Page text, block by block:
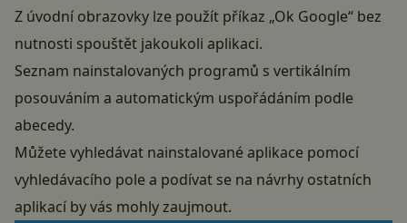
Z úvodní obrazovky lze použít příkaz „Ok Google“ bez
nutnosti spouštět jakoukoli aplikaci.
Seznam nainstalovaných programů s vertikálním
posouváním a automatickým uspořádáním podle
abecedy.
Můžete vyhledávat nainstalované aplikace pomocí
vyhledávacího pole a podívat se na návrhy ostatních
aplikací by vás mohly zaujmout.